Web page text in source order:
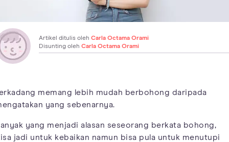
Artikel ditulis oleh Carla Octama Orami
Disunting oleh Carla Octama Orami
memang lebih mudah berbohong daripada
yang sebenarnya.
yang menjadi alasan seseorang berkata bohong,
jadi untuk kebaikan namun bisa pula untuk menutupi